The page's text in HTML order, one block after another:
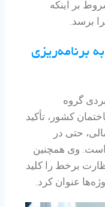
بر اینکه
برنامه‌ریزی
گروه
کشور، تأکید
حتی در
وی همچنین
برخط را کلید
عنوان کرد.